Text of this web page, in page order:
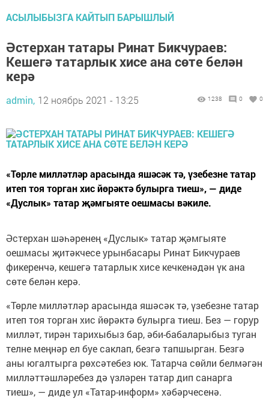
АСЫЛЫБЫЗГА КАЙТЫП БАРЫШЛЫЙ
Әстерхан татары Ринат Бикчураев:
Кешегә татарлык хисе ана сөте белән
керә
admin, 12 ноябрь 2021 - 13:25 1238 0 0
«Төрле милләтләр арасында яшәсәк тә, үзебезне татар
итеп тоя торган хис йөрәктә булырга тиеш», — диде
«Дуслык» татар җәмгыяте оешмасы вәкиле.
Әстерхан шәһәренең «Дуслык» татар җәмгыяте
оешмасы җитәкчесе урынбасары Ринат Бикчураев
фикеренчә, кешегә татарлык хисе кечкенәдән үк ана
сөте белән керә.
«Төрле милләтләр арасында яшәсәк тә, үзебезне татар
итеп тоя торган хис йөрәктә булырга тиеш. Без — горур
милләт, тирән тарихыбыз бар, әби-бабаларыбыз туган
телне меңнәр ел буе саклап, безгә тапшырган. Безгә
аны югалтырга рөхсәтебез юк. Татарча сөйли белмәгән
милләттәшләребез дә үзләрен татар дип санарга
тиеш», — диде ул «Татар-информ» хәбәрчесенә.